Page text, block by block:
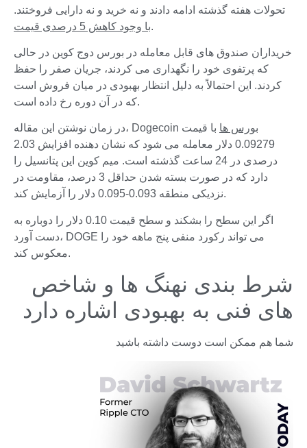
تحولات هفته گذشته ادامه دادند و نه خرید و نه دارایی فروختند.
با وجود کاهش 5 درصدی قیمت.
خریداران صندوق های قابل معامله در بورس دوج کوین در حالی
که پرتفوی خود را نگهداری می کردند، جریان صفر را حفظ
کردند. این احتمالاً به دلیل انتظار بهبودی در میان فروش است
که در آن دوره رخ داده است.
در زمان نوشتن این مقاله، Dogecoin بورس ها با قیمت
0.09279 دلار معامله می شود که نشان دهنده افزایش 2.03
درصدی در 24 ساعت گذشته است. میم کوین این پتانسیل را
دارد که در صورت بسته شدن حداقل 3 درصد، مقاومت در
نزدیکی منطقه 0.093-0.095 دلار را آزمایش کند.
اگر این سطح را بشکند و سطح قیمت 0.10 دلار را دوباره به
دست آورد، DOGE می تواند رکورد منفی پنج ماهه خود را
معکوس کند.
شرط بندی نهنگ ها و شاخص
های فنی به بهبودی اشاره دارد
شما هم ممکن است دوست داشته باشید